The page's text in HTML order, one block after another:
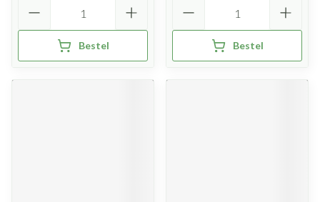
Bestel Bestel